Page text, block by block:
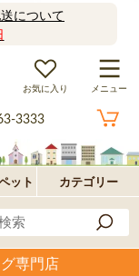
について
お気に入り メニュー
3333
ット カテゴリー
ペ
ッ
グ
フ
ロ
パ
専門店